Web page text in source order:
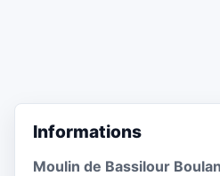
Informations
Moulin de Bassilour